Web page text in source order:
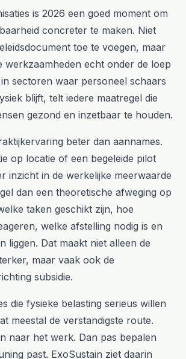
is 2026 een goed moment om
concreter te maken. Niet
toe te voegen, maar
werkzaamheden echt onder de loep
sectoren waar personeel schaars
blijft, telt iedere maatregel die
gezond en inzetbaar te houden.
beter dan aannames.
op locatie of een begeleide pilot
inzicht in de werkelijke meerwaarde
dan een theoretische afweging op
taken geschikt zijn, hoe
welke afstelling nodig is en
liggen. Dat maakt niet alleen de
maar vaak ook de
subsidie.
die fysieke belasting serieus willen
meestal de verstandigste route.
naar het werk. Dan pas bepalen
past. ExoSustain ziet daarin